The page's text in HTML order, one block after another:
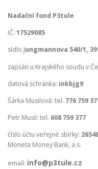
Nadační fond P3tule
IČ: 17529085
sídlo Jungmannova 540/1,
zapsán u Krajského soudu v
datová schránka: inkbjg9
Šárka Musilová: tel. 776 759
Petr Musil: tel. 608 759 377
číslo účtu veřejné sbírky:
Moneta Money Bank, a.s.
email: info@p3tule.cz